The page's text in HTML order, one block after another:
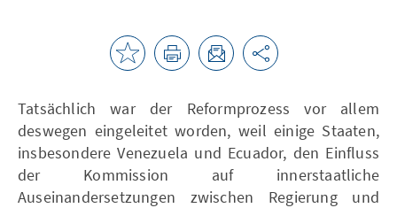
Tatsächlich war der Reformprozess vor allem
deswegen eingeleitet worden, weil einige Staaten,
insbesondere Venezuela und Ecuador, den Einfluss
der Kommission auf innerstaatliche
Auseinandersetzungen zwischen Regierung und